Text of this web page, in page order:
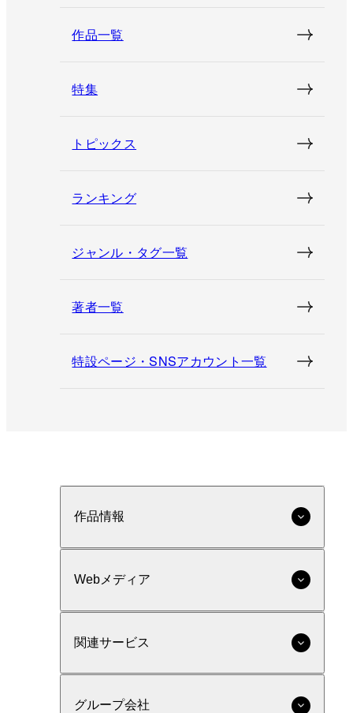
作品一覧
特集
トピックス
ランキング
ジャンル・タグ一覧
著者一覧
特設ページ・SNSアカウント一覧
作品情報
Webメディア
関連サービス
グループ会社